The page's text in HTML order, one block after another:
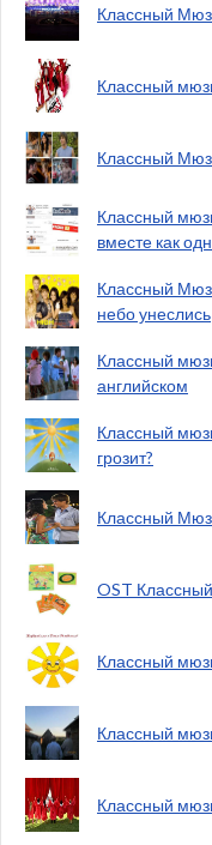
Классный
Классный
Классный
Классный
вместе как
Классный
небо унеслись
Классный
английском
Классный
грозит?
Классный
OST
Классный
Классный
Классный